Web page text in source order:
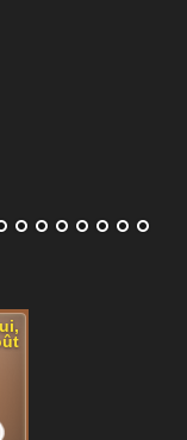
avec cette
du WTA 1000
rendez-